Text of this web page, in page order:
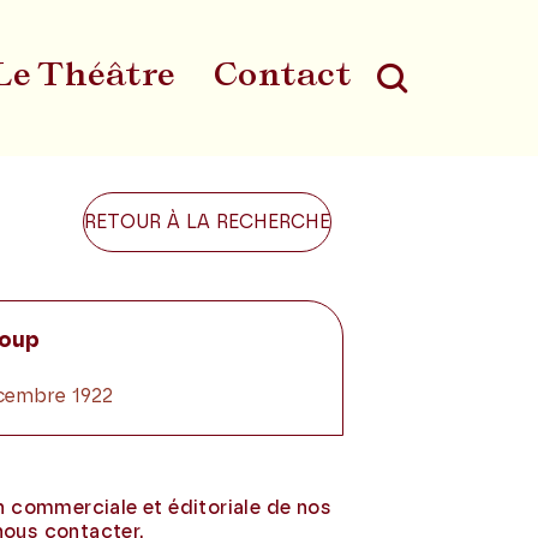
Théâtre Contact
Au
RETOUR À LA RECHERCHE
1922
commerciale et éditoriale de nos
contacter.